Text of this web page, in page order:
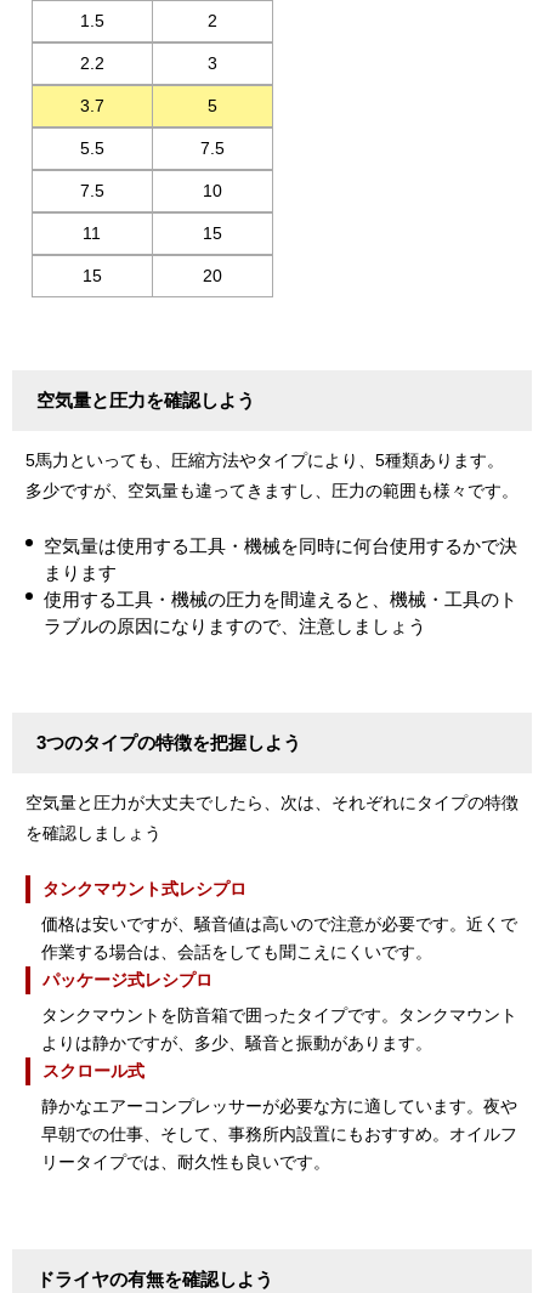
1.5
2.2
3.7
5.5
7.5
11
15
2
3
5
7.5
10
15
20
空気量と圧力を確認しよう
5馬力といっても、圧縮方法やタイプにより、5種類あります。
多少ですが、空気量も違ってきますし、圧力の範囲も様々です。
空気量は使用する工具・機械を同時に何台使用するかで決
まります
使用する工具・機械の圧力を間違えると、機械・工具のト
ラブルの原因になりますので、注意しましょう
3つのタイプの特徴を把握しよう
空気量と圧力が大丈夫でしたら、次は、それぞれにタイプの特徴
を確認しましょう
タンクマウント式レシプロ
価格は安いですが、騒音値は高いので注意が必要です。近くで
作業する場合は、会話をしても聞こえにくいです。
パッケージ式レシプロ
タンクマウントを防音箱で囲ったタイプです。タンクマウント
よりは静かですが、多少、騒音と振動があります。
スクロール式
静かなエアーコンプレッサーが必要な方に適しています。夜や
早朝での仕事、そして、事務所内設置にもおすすめ。オイルフ
リータイプでは、耐久性も良いです。
ドライヤの有無を確認しよう